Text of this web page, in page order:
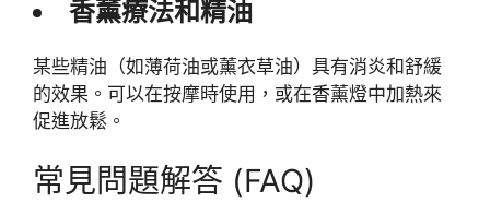
香薰療法和精油
某些精油（如薄荷油或薰衣草油）具有消炎和舒緩
的效果。可以在按摩時使用，或在香薰燈中加熱來
促進放鬆。
常見問題解答 (FAQ)